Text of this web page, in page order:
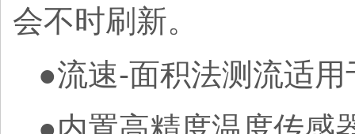
会不时刷新。
●流速-面积法测流适